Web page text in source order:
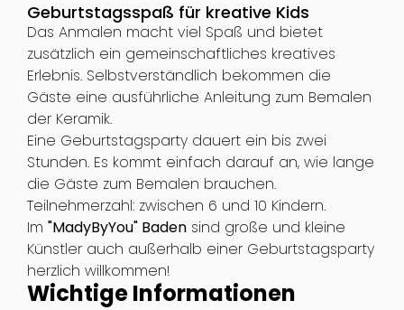
Geburtstagsspaß für kreative Kids
Das Anmalen macht viel Spaß und bietet
zusätzlich ein gemeinschaftliches kreatives
Erlebnis. Selbstverständlich bekommen die
Gäste eine ausführliche Anleitung zum Bemalen
der Keramik.
Eine Geburtstagsparty dauert ein bis zwei
Stunden. Es kommt einfach darauf an, wie lange
die Gäste zum Bemalen brauchen.
Teilnehmerzahl: zwischen 6 und 10 Kindern.
Im "MadyByYou" Badensind große und kleine
Künstler auch außerhalb einer Geburtstagsparty
herzlich willkommen!
Wichtige Informationen